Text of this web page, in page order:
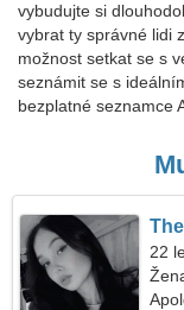
vybudujte si
vybrat ty správné lidi
možnost setkat se s
seznámit se s
bezplatné seznamce
22